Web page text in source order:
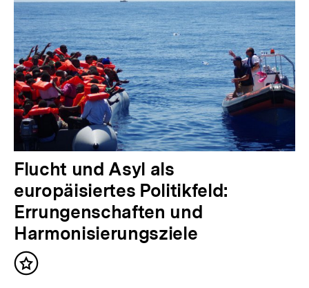
g
e
r
I
n
h
a
l
t
:
N
ä
c
h
s
t
Flucht und Asyl als
europäisiertes Politikfeld:
Errungenschaften und
Harmonisierungsziele
Inhalt